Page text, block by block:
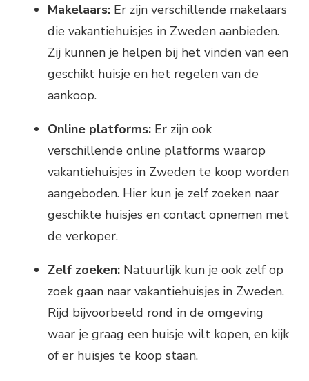
Makelaars: Er zijn verschillende makelaars
die vakantiehuisjes in Zweden aanbieden.
Zij kunnen je helpen bij het vinden van een
geschikt huisje en het regelen van de
aankoop.
Online platforms: Er zijn ook
verschillende online platforms waarop
vakantiehuisjes in Zweden te koop worden
aangeboden. Hier kun je zelf zoeken naar
geschikte huisjes en contact opnemen met
de verkoper.
Zelf zoeken: Natuurlijk kun je ook zelf op
zoek gaan naar vakantiehuisjes in Zweden.
Rijd bijvoorbeeld rond in de omgeving
waar je graag een huisje wilt kopen, en kijk
of er huisjes te koop staan.